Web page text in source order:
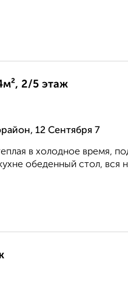
2/5 этаж
12 Сентября 7
в холодное время,
обеденный стол, вся